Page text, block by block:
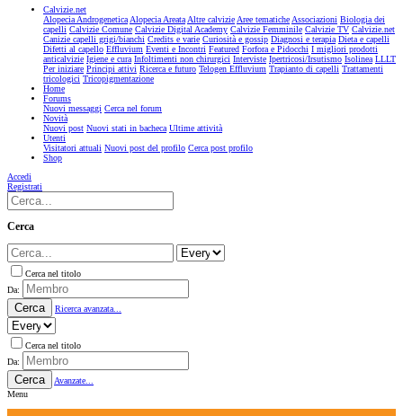
Calvizie.net
Alopecia AndrogeneticaAlopecia AreataAltre calvizieAree tematicheAssociazioni Biologia dei
capelli Calvizie Comune Calvizie Digital Academy Calvizie Femminile Calvizie TV Calvizie.net
Canizie capelli grigi/bianchi Credits e varie Curiosità e gossip Diagnosi e terapia Dieta e capelli
Difetti al capello Effluvium Eventi e Incontri Featured Forfora e Pidocchi I migliori prodotti
anticalvizie Igiene e cura Infoltimenti non chirurgici Interviste Ipertricosi/Irsutismo Isolinea LLLT
Per iniziare Principi attivi Ricerca e futuro Telogen Effluvium Trapianto di capelli Trattamenti
tricologici Tricopigmentazione
Home
Forums
Nuovi messaggi Cerca nel forum
Novità
Nuovi post Nuovi stati in bacheca Ultime attività
Utenti
Visitatori attuali Nuovi post del profilo Cerca post profilo
Shop
Accedi
Registrati
Cerca
Cerca nel titolo
Da:
Cerca Ricerca avanzata...
Cerca nel titolo
Da:
Cerca
Avanzate...
Menu